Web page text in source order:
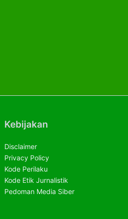
Kebijakan
Disclaimer
Privacy Policy
Kode Perilaku
Kode Etik Jurnalistik
Pedoman Media Siber